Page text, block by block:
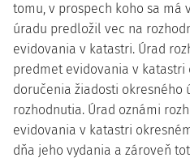
tomu, v prospech koho sa má
úradu predložil vec na
evidovania v katastri. Úrad
predmet evidovania v katastri
doručenia žiadosti okresného
rozhodnutia. Úrad oznámi
evidovania v katastri
dňa jeho vydania a zároveň